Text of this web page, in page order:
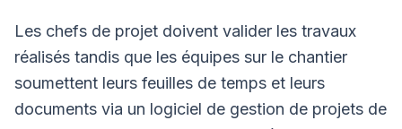
Les chefs de projet doivent valider les travaux
réalisés tandis que les équipes sur le chantier
soumettent leurs feuilles de temps et leurs
documents via un logiciel de gestion de projets de